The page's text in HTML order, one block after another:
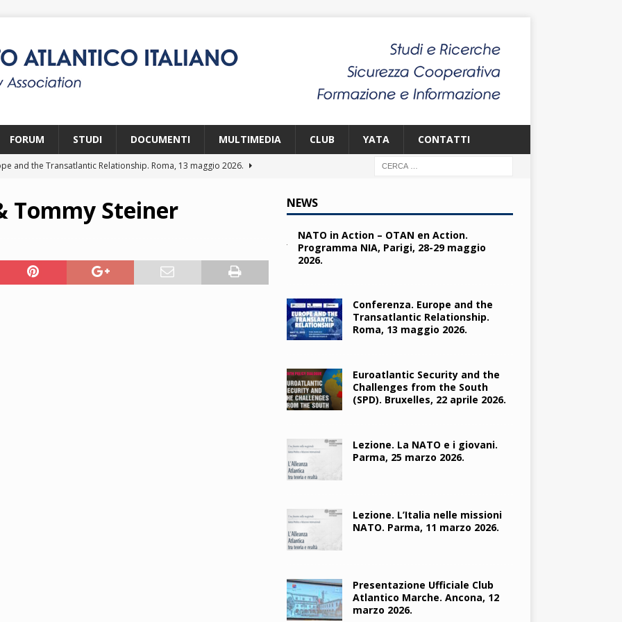
FORUM STUDI DOCUMENTI MULTIMEDIA CLUB YATA CONTATTI
and the Transatlantic Relationship. Roma, 13 maggio 2026.
and the Challenges from the South (SPD). Bruxelles, 22 aprile
e i giovani. Parma, 25 marzo 2026.
2026
missioni NATO. Parma, 11 marzo 2026.
2026
Tommy Steiner NEWS
NATO in Action – OTAN en Action.
Programma NIA, Parigi, 28-29 maggio
2026.
Conferenza. Europe and the
Transatlantic Relationship.
Roma, 13 maggio 2026.
Euroatlantic Security and the
Challenges from the South
(SPD). Bruxelles, 22 aprile 2026.
Lezione. La NATO e i giovani.
Parma, 25 marzo 2026.
Lezione. L’Italia nelle missioni
NATO. Parma, 11 marzo 2026.
Presentazione Ufficiale Club
Atlantico Marche. Ancona, 12
marzo 2026.